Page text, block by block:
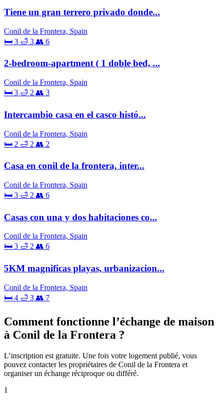
Tiene un gran terrero privado donde...
Conil de la Frontera, Spain
🛏 3 🛁 3 👥 6
2-bedroom-apartment ( 1 doble bed, ...
Conil de la Frontera, Spain
🛏 3 🛁 2 👥 3
Intercambio casa en el casco histó...
Conil de la Frontera, Spain
🛏 2 🛁 2 👥 2
Casa en conil de la frontera, inter...
Conil de la Frontera, Spain
🛏 3 🛁 2 👥 6
Casas con una y dos habitaciones co...
Conil de la Frontera, Spain
🛏 3 🛁 2 👥 6
5KM magnificas playas, urbanizacion...
Conil de la Frontera, Spain
🛏 4 🛁 3 👥 7
Comment fonctionne l’échange de maison
à Conil de la Frontera ?
L’inscription est gratuite. Une fois votre logement publié, vous
pouvez contacter les propriétaires de Conil de la Frontera et
organiser un échange réciproque ou différé.
1